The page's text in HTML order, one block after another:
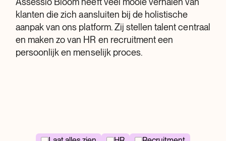
klanten die zich aansluiten bij de holistische
aanpak van ons platform. Zij stellen talent centraal
en maken zo van HR en recruitment een
persoonlijk en menselijk proces.